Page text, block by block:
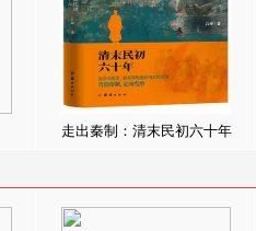
走出秦制：清末民初六十年